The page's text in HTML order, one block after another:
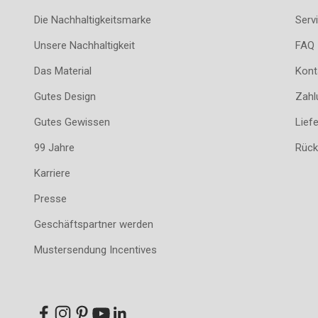
Die Nachhaltigkeitsmarke
Unsere Nachhaltigkeit
Das Material
Gutes Design
Gutes Gewissen
99 Jahre
Karriere
Presse
Geschäftspartner werden
Mustersendung Incentives
FAQ